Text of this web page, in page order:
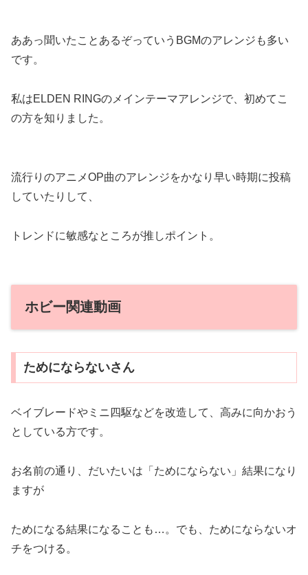
ああっ聞いたことあるぞっていうBGMのアレンジも多い
です。
私はELDEN RINGのメインテーマアレンジで、初めてこ
の方を知りました。
流行りのアニメOP曲のアレンジをかなり早い時期に投稿
していたりして、
トレンドに敏感なところが推しポイント。
ホビー関連動画
ためにならないさん
ベイブレードやミニ四駆などを改造して、高みに向かおう
としている方です。
お名前の通り、だいたいは「ためにならない」結果になり
ますが
ためになる結果になることも…。でも、ためにならないオ
チをつける。